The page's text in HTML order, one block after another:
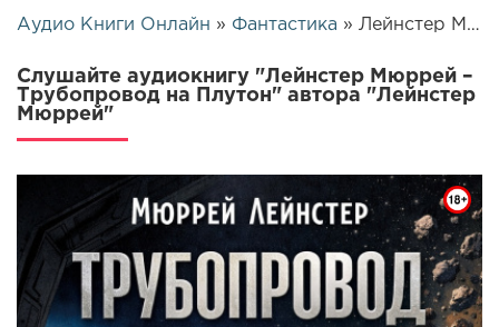
Аудио Книги Онлайн » Фантастика » Лейнстер Мюррей – Трубопровод на Плутон | 25605
Слушайте аудиокнигу "Лейнстер Мюррей –
Трубопровод на Плутон" автора "Лейнстер
Мюррей"